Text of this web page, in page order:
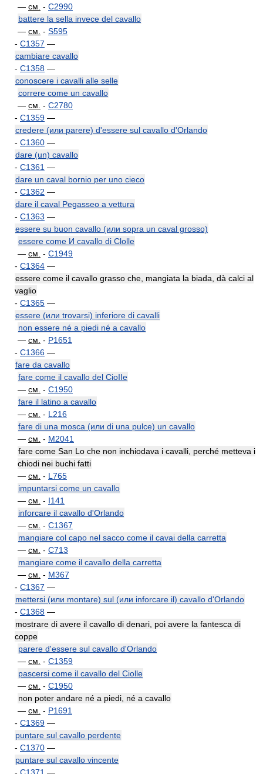
— см. - C2990
battere la sella invece del cavallo
— см. - S595
- C1357 —
cambiare cavallo
- C1358 —
conoscere i cavalli alle selle
correre come un cavallo
— см. - C2780
- C1359 —
credere (или parere) d'essere sul cavallo d'Orlando
- C1360 —
dare (un) cavallo
- C1361 —
dare un caval bornio per uno cieco
- C1362 —
dare il caval Pegasseo a vettura
- C1363 —
essere su buon cavallo (или sopra un caval grosso)
essere come И cavallo di Clolle
— см. - C1949
- C1364 —
essere come il cavallo grasso che, mangiata la biada, dà calci al
vaglio
- C1365 —
essere (или trovarsi) inferiore di cavalli
non essere né a piedi né a cavallo
— см. - P1651
- C1366 —
fare da cavallo
fare come il cavallo del CioIIe
— см. - C1950
fare il latino a cavallo
— см. - L216
fare di una mosca (или di una pulce) un cavallo
— см. - M2041
fare come San Lo che non inchiodava i cavalli, perché metteva i
chiodi nei buchi fatti
— см. - L765
impuntarsi come un cavallo
— см. - I141
inforcare il cavallo d'Orlando
— см. - C1367
mangiare col capo nel sacco come il cavai della carretta
— см. - C713
mangiare come il cavallo della carretta
— см. - M367
- C1367 —
mettersi (или montare) sul (или inforcare il) cavallo d'Orlando
- C1368 —
mostrare di avere il cavallo di denari, poi avere la fantesca di
coppe
parere d'essere sul cavallo d'Orlando
— см. - C1359
pascersi come il cavallo del Ciolle
— см. - C1950
non poter andare né a piedi, né a cavallo
— см. - P1691
- C1369 —
puntare sul cavallo perdente
- C1370 —
puntare sul cavallo vincente